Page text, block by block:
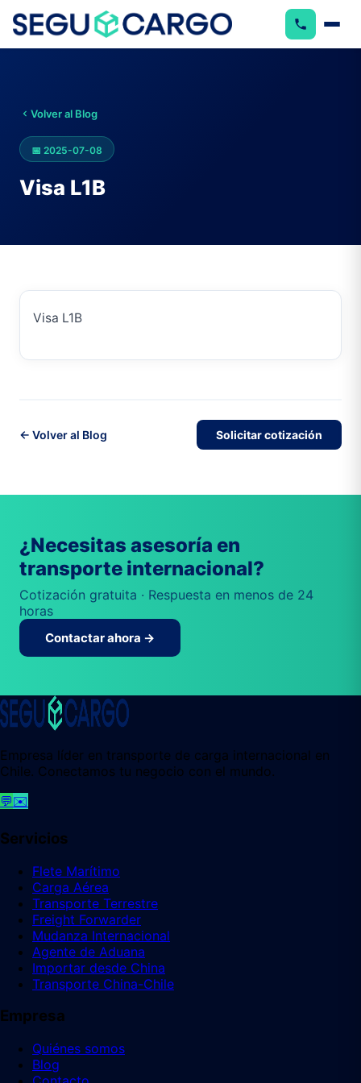
Volver al Blog
📅 2025-07-08
Visa L1B
Visa L1B
← Volver al Blog Solicitar cotización
¿Necesitas asesoría en
transporte internacional?
Cotización gratuita · Respuesta en menos de 24
horas
Contactar ahora →
Empresa líder en transporte de carga internacional en
Chile. Conectamos tu negocio con el mundo.
💬✉️
Servicios
Flete Marítimo
Carga Aérea
Transporte Terrestre
Freight Forwarder
Mudanza Internacional
Agente de Aduana
Importar desde China
Transporte China-Chile
Empresa
Quiénes somos
Blog